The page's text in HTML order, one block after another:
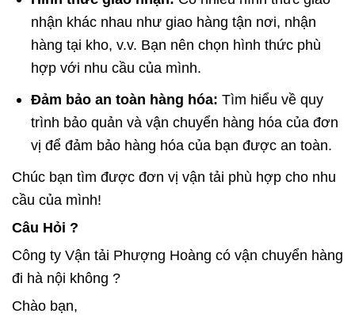
nhận khác nhau như giao hàng tận nơi, nhận
hàng tại kho, v.v. Bạn nên chọn hình thức phù
hợp với nhu cầu của mình.
Đảm bảo an toàn hàng hóa: Tìm hiểu về quy
trình bảo quản và vận chuyển hàng hóa của đơn
vị để đảm bảo hàng hóa của bạn được an toàn.
Chúc bạn tìm được đơn vị vận tải phù hợp cho nhu
cầu của mình!
Câu Hỏi ?
Công ty Vận tải Phượng Hoàng có vận chuyển hàng
đi hà nội không ?
Chào bạn,